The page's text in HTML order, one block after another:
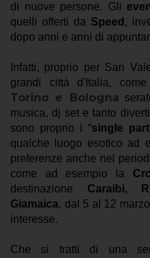
di nuove persone. Gli
quelli offerti da Speed ,
dopo anni e anni di
Infatti, proprio per San
grandi città d'Italia, come
Torino e Bologna
musica, dj set e tanto
sono proprio i “single
qualche luogo esotico ad
preferenze anche nel
come ad esempio la
destinazione
Caraibi,
Giamaica, dal 5 al 12
interesse.
Che si tratti di una